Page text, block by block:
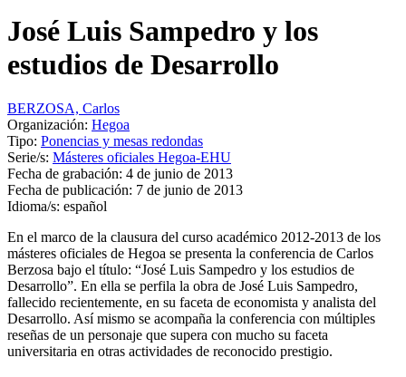
José Luis Sampedro y los
estudios de Desarrollo
BERZOSA, Carlos
Organización: Hegoa
Tipo: Ponencias y mesas redondas
Serie/s: Másteres oficiales Hegoa-EHU
Fecha de grabación: 4 de junio de 2013
Fecha de publicación: 7 de junio de 2013
Idioma/s: español
En el marco de la clausura del curso académico 2012-2013 de los
másteres oficiales de Hegoa se presenta la conferencia de Carlos
Berzosa bajo el título: “José Luis Sampedro y los estudios de
Desarrollo”. En ella se perfila la obra de José Luis Sampedro,
fallecido recientemente, en su faceta de economista y analista del
Desarrollo. Así mismo se acompaña la conferencia con múltiples
reseñas de un personaje que supera con mucho su faceta
universitaria en otras actividades de reconocido prestigio.